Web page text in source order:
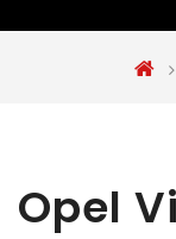
Opel